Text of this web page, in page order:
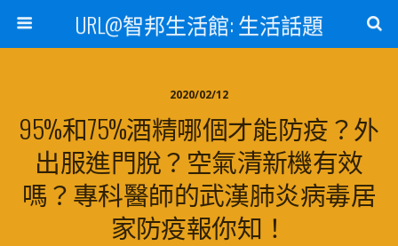
URL@智邦生活館: 生活話題
2020/02/12
95%和75%酒精哪個才能防疫？外
出服進門脫？空氣清新機有效
嗎？專科醫師的武漢肺炎病毒居
家防疫報你知！